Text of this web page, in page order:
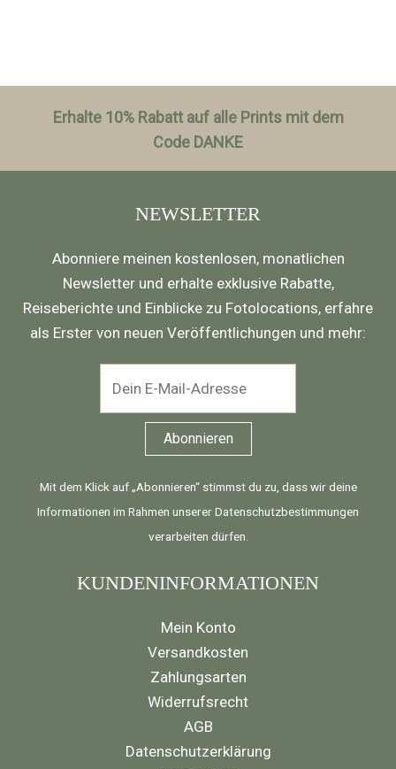
Erhalte 10% Rabatt auf alle Prints mit dem
Code DANKE
NEWSLETTER
Abonniere meinen kostenlosen, monatlichen
Newsletter und erhalte exklusive Rabatte,
Reiseberichte und Einblicke zu Fotolocations, erfahre
als Erster von neuen Veröffentlichungen und mehr:
Mit dem Klick auf „Abonnieren“ stimmst du zu, dass wir deine
Informationen im Rahmen unsererDatenschutzbestimmungen
verarbeiten dürfen.
KUNDENINFORMATIONEN
Mein Konto
Versandkosten
Zahlungsarten
Widerrufsrecht
AGB
Datenschutzerklärung